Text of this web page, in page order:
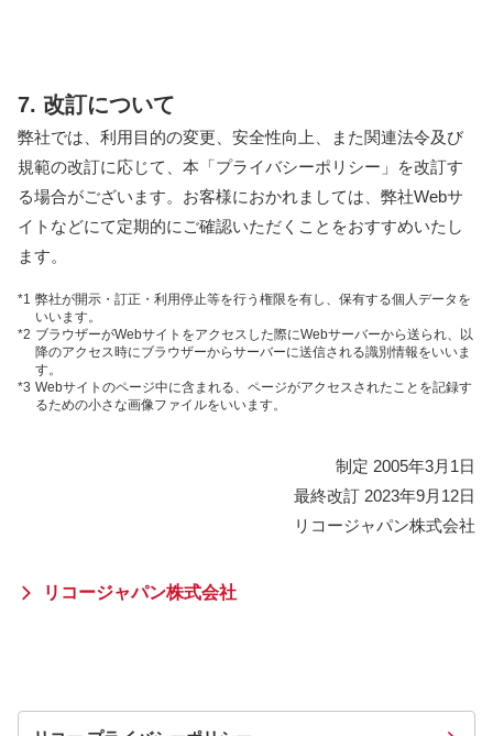
7. 改訂について
弊社では、利用目的の変更、安全性向上、また関連法令及び
規範の改訂に応じて、本「プライバシーポリシー」を改訂す
る場合がございます。お客様におかれましては、弊社Webサ
イトなどにて定期的にご確認いただくことをおすすめいたし
ます。
*1 弊社が開示・訂正・利用停止等を行う権限を有し、保有する個人データを
いいます。
*2 ブラウザーがWebサイトをアクセスした際にWebサーバーから送られ、以
降のアクセス時にブラウザーからサーバーに送信される識別情報をいいま
す。
*3 Webサイトのページ中に含まれる、ページがアクセスされたことを記録す
るための小さな画像ファイルをいいます。
制定 2005年3月1日
最終改訂 2023年9月12日
リコージャパン株式会社
リコージャパン株式会社